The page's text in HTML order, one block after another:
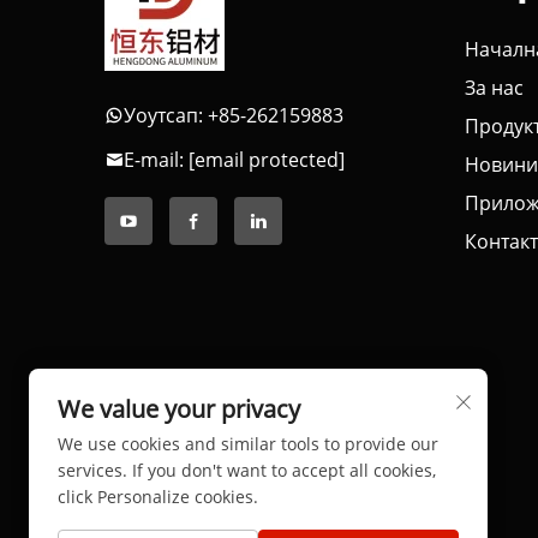
Уоутсап: +85-262159883
E-mail: [email protected]
За нас
Новини
Контакт
We value your privacy
We use cookies and similar tools to provide our
services. If you don't want to accept all cookies,
click Personalize cookies.